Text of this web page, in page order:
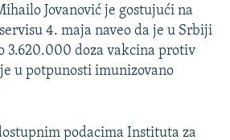
Jovanović je gostujući na
4. maja naveo da je u Srbiji
3.620.000 doza vakcina protiv
u potpunosti imunizovano
podacima Instituta za